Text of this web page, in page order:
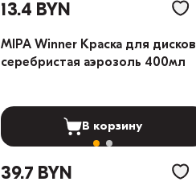
13.4 BYN
MIPA Winner Краска для дисков
серебристая аэрозоль 400мл
В корзину
39.7 BYN